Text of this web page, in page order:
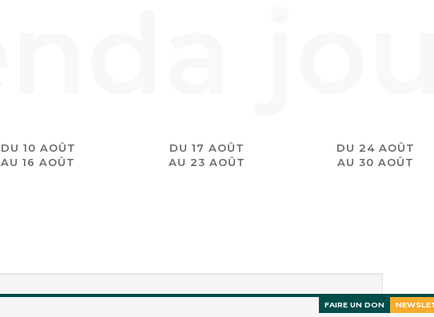
FAIRE UN DON
DU 10 AOÛT
AU 16 AOÛT
DU 17 AOÛT
AU 23 AOÛT
DU 24 AOÛT
AU 30 AOÛT